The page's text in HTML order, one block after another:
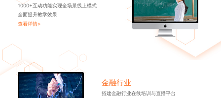
1000+互动功能实现全场景线上模式
全面提升教学效果
查看详情>
金融行业
搭建金融行业在线培训与直播平台